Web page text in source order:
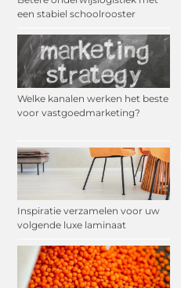
een stabiel schoolrooster
Welke kanalen werken het beste
voor vastgoedmarketing?
Inspiratie verzamelen voor uw
volgende luxe laminaat